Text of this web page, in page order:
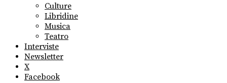
Culture
Libridine
Musica
Teatro
Interviste
Newsletter
X
Facebook